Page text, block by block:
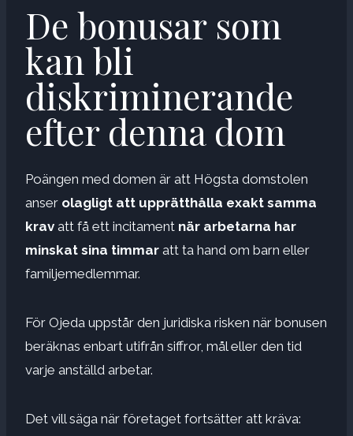
De bonusar som
kan bli
diskriminerande
efter denna dom
Poängen med domen är att Högsta domstolen
anser olagligt att upprätthålla exakt samma
krav att få ett incitament när arbetarna har
minskat sina timmar att ta hand om barn eller
familjemedlemmar.
För Ojeda uppstår den juridiska risken när bonusen
beräknas enbart utifrån siffror, mål eller den tid
varje anställd arbetar.
Det vill säga när företaget fortsätter att kräva: